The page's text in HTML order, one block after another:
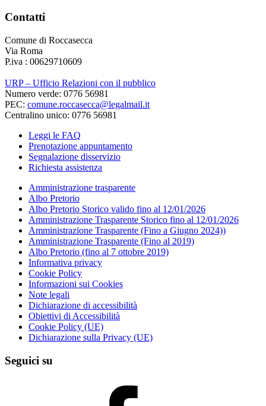
Contatti
Comune di Roccasecca
Via Roma
P.iva : 00629710609
URP – Ufficio Relazioni con il pubblico
Numero verde: 0776 56981
PEC: comune.roccasecca@legalmail.it
Centralino unico: 0776 56981
Leggi le FAQ
Prenotazione appuntamento
Segnalazione disservizio
Richiesta assistenza
Amministrazione trasparente
Albo Pretorio
Albo Pretorio Storico valido fino al 12/01/2026
Amministrazione Trasparente Storico fino al 12/01/2026
Amministrazione Trasparente (Fino a Giugno 2024))
Amministrazione Trasparente (Fino al 2019)
Albo Pretorio (fino al 7 ottobre 2019)
Informativa privacy
Cookie Policy
Informazioni sui Cookies
Note legali
Dichiarazione di accessibilità
Obiettivi di Accessibilità
Cookie Policy (UE)
Dichiarazione sulla Privacy (UE)
Seguici su